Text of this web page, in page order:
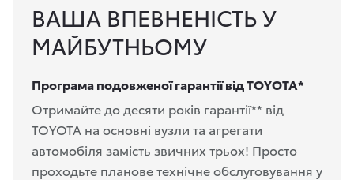
ВАША ВПЕВНЕНІСТЬ У
МАЙБУТНЬОМУ
Програма подовженої гарантії від TOYOTA*
Отримайте до десяти років гарантії** від
TOYOTA на основні вузли та агрегати
автомобіля замість звичних трьох! Просто
проходьте планове технічне обслуговування у